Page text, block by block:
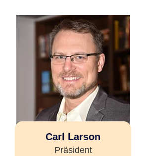
Carl Larson
Präsident